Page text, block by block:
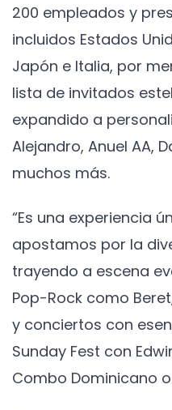
200 empleados y
incluidos Estados
Japón e Italia, por
lista de invitados
expandido a
Alejandro, Anuel AA,
muchos más.
“Es una experiencia
apostamos por la
trayendo a escena
Pop-Rock como
y conciertos con
Sunday Fest con
Combo Dominicano